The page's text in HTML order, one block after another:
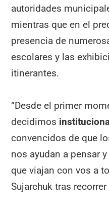
autoridades
mientras que en el
presencia de
escolares y las
itinerantes.
“Desde el primer
decidimos
convencidos de que
nos ayudan a pensar
que viajan con vos a
Sujarchuk tras